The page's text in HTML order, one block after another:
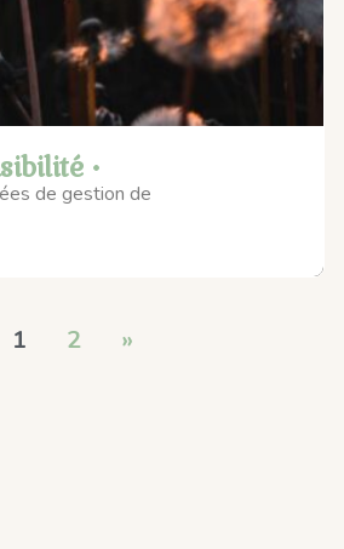
•
de gestion de
1 2 »